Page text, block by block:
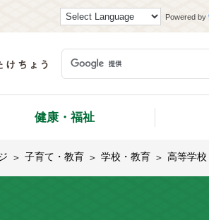
Powered by
健康・福祉
子育て・教育 学校・教育 高等学校